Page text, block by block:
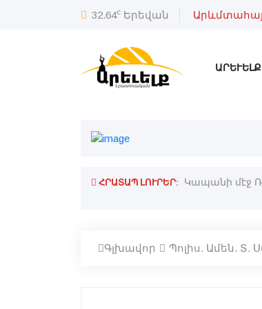
32.64c Երեվան
ԱՐԵՒԵԼՔ
ՀՐԱՏԱՊ ԼՈՒՐԵՐ: Կապանի մէջ
Գլխավոր Պոլիս. Ամեն.